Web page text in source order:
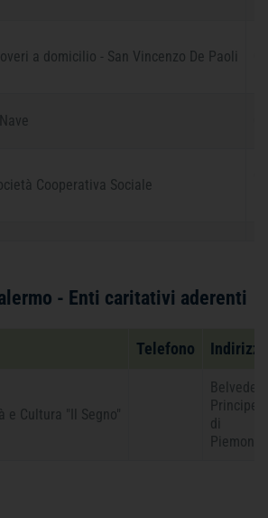
a domicilio - San Vincenzo De Paoli
Cooperativa Sociale
- Enti caritativi aderenti
Telefono Indirizzo
e Cultura "Il Segno"
Belvedere
Principe
di
Piemonte